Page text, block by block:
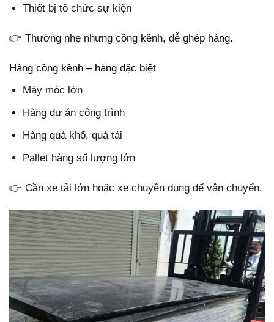
Thiết bị tổ chức sự kiện
👉 Thường nhẹ nhưng cồng kềnh, dễ ghép hàng.
Hàng cồng kềnh – hàng đặc biệt
Máy móc lớn
Hàng dự án công trình
Hàng quá khổ, quá tải
Pallet hàng số lượng lớn
👉 Cần xe tải lớn hoặc xe chuyên dụng để vận chuyển.